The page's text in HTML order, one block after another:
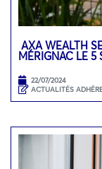
AXA WEALTH
MÉRIGNAC LE 5
22/07/2024
ACTUALITÉS